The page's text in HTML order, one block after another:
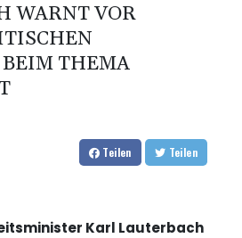
WARNT VOR
THEMA
Teilen Teilen
Karl Lauterbach